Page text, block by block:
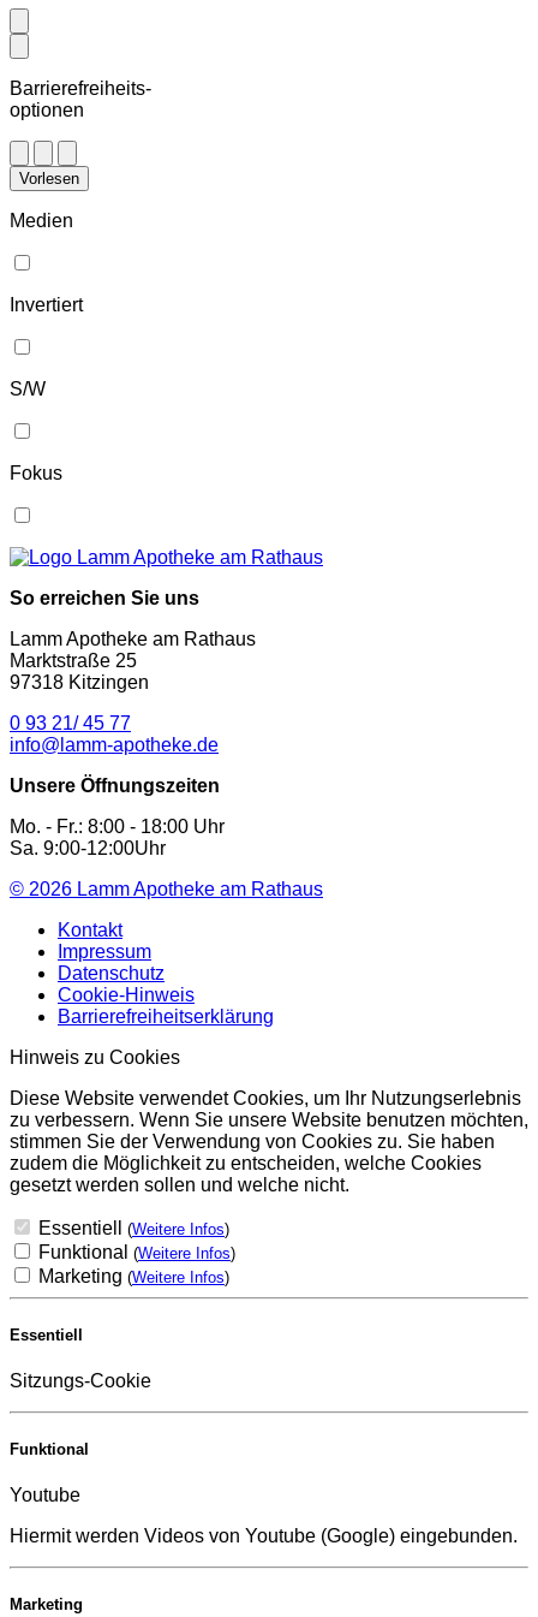
Barrierefreiheits-
optionen
Vorlesen
Medien
Invertiert
S/W
Fokus
So erreichen Sie uns
Lamm Apotheke am Rathaus
Marktstraße 25
97318 Kitzingen
0 93 21/ 45 77
info@lamm-apotheke.de
Unsere Öffnungszeiten
Mo. - Fr.: 8:00 - 18:00 Uhr
Sa. 9:00-12:00Uhr
© 2026 Lamm Apotheke am Rathaus
Kontakt
Impressum
Datenschutz
Cookie-Hinweis
Barrierefreiheitserklärung
Hinweis zu Cookies
Diese Website verwendet Cookies, um Ihr Nutzungserlebnis
zu verbessern. Wenn Sie unsere Website benutzen möchten,
stimmen Sie der Verwendung von Cookies zu. Sie haben
zudem die Möglichkeit zu entscheiden, welche Cookies
gesetzt werden sollen und welche nicht.
Essentiell (Weitere Infos)
Funktional (Weitere Infos)
Marketing (Weitere Infos)
Essentiell
Sitzungs-Cookie
Funktional
Youtube
Hiermit werden Videos von Youtube (Google) eingebunden.
Marketing